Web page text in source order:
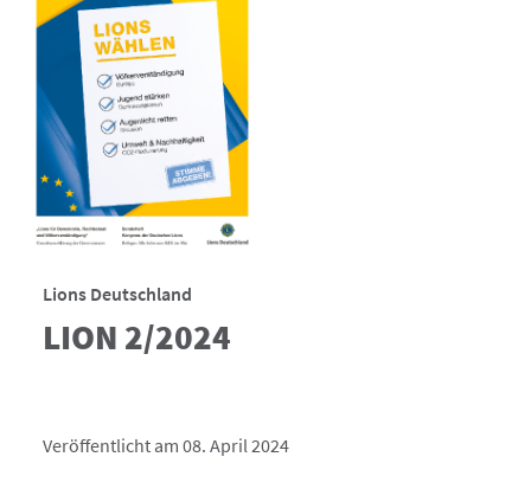
Lions Deutschland
LION 2/2024
Veröffentlicht am 08. April 2024